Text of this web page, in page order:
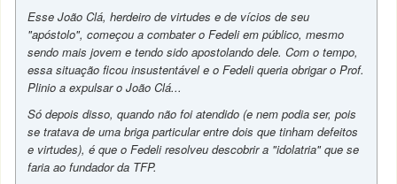
Esse João Clá, herdeiro de virtudes e de vícios de seu
"apóstolo", começou a combater o Fedeli em público, mesmo
sendo mais jovem e tendo sido apostolando dele. Com o tempo,
essa situação ficou insustentável e o Fedeli queria obrigar o Prof.
Plinio a expulsar o João Clá...
Só depois disso, quando não foi atendido (e nem podia ser, pois
se tratava de uma briga particular entre dois que tinham defeitos
e virtudes), é que o Fedeli resolveu descobrir a "idolatria" que se
faria ao fundador da TFP.